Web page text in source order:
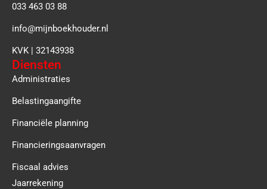
033 463 03 88
info@mijnboekhouder.nl
KVK | 32143938
Diensten
Administraties
Belastingaangifte
Financiële planning
Financieringsaanvragen
Fiscaal advies
Jaarrekening